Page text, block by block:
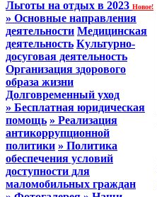
Льготы на отдых в 2023 Новое!
» Основные направления
деятельности Медицинская
деятельность Культурно-
досуговая деятельность
Организация здорового
образа жизни
Долговременный уход
» Бесплатная юридическая
помощь » Реализация
антикоррупционной
политики » Политика
обеспечения условий
доступности для
маломобильных граждан